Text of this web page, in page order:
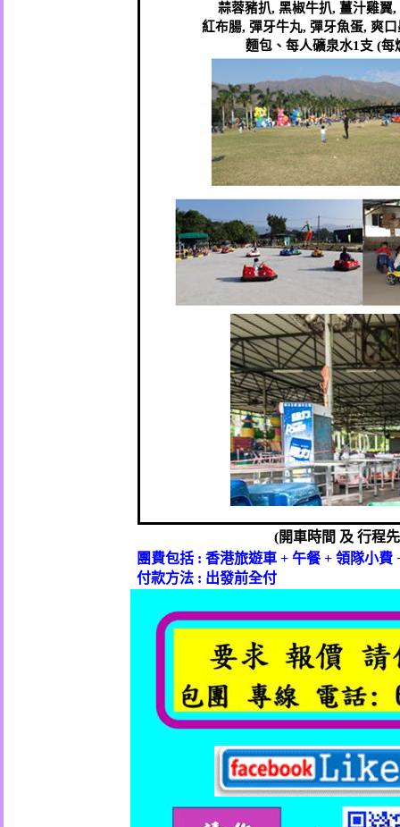
蒜蓉豬扒,黑椒牛扒, 薑汁雞翼,
紅布腸, 彈牙牛丸, 彈牙魚蛋, 爽口
麵包、每人礦泉水1 支 (每
(開車時間 及 行程
團費包括 :香港旅遊車 +午餐+領隊小費
付款方法 : 出發前全付